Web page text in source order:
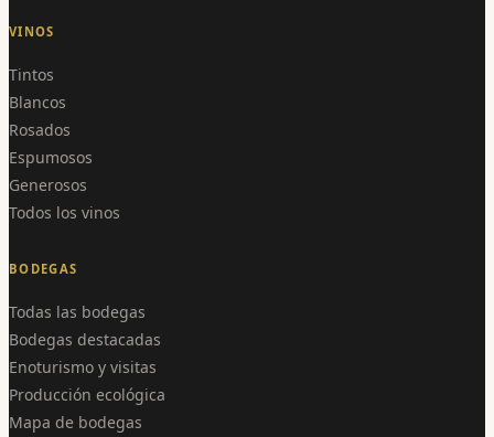
VINOS
Tintos
Blancos
Rosados
Espumosos
Generosos
Todos los vinos
BODEGAS
Todas las bodegas
Bodegas destacadas
Enoturismo y visitas
Producción ecológica
Mapa de bodegas